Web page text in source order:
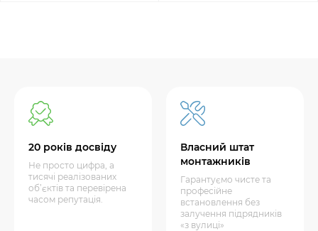
20 років досвіду
Не просто цифра, а
тисячі реалізованих
об’єктів та перевірена
часом репутація.
Власний штат
монтажників
Гарантуємо чисте та
професійне
встановлення без
залучення підрядників
«з вулиці»